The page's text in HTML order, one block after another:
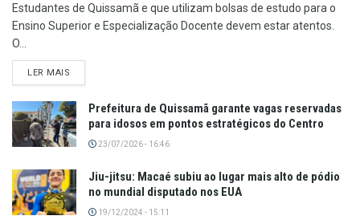
Estudantes de Quissamã e que utilizam bolsas de estudo para o
Ensino Superior e Especialização Docente devem estar atentos.
O...
LER MAIS
Prefeitura de Quissamã garante vagas reservadas
para idosos em pontos estratégicos do Centro
23/07/2026 - 16:46
Jiu-jitsu: Macaé subiu ao lugar mais alto de pódio
no mundial disputado nos EUA
19/12/2024 - 15:11